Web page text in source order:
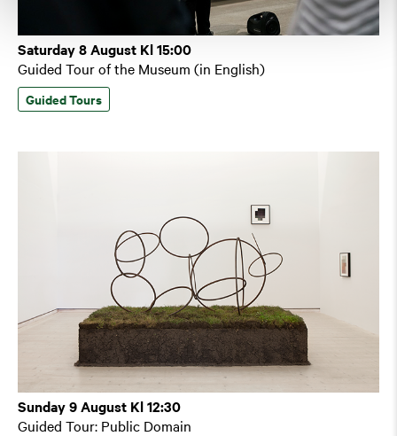
Saturday 8 August Kl 15:00
Guided Tour of the Museum (in English)
Guided Tours
Sunday 9 August Kl 12:30
Guided Tour: Public Domain